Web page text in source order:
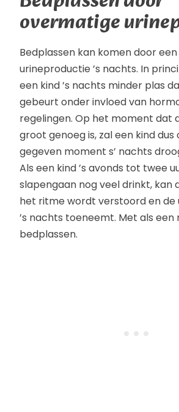
overmatige
Bedplassen kan komen door
urineproductie ’s nachts. In
een kind ’s nachts minder plas
gebeurt onder invloed van
regelingen. Op het moment dat
groot genoeg is, zal een kind dus
gegeven moment s’ nachts
Als een kind ’s avonds tot twee
slapengaan nog veel drinkt, kan
het ritme wordt verstoord en de
’s nachts toeneemt. Met als een
bedplassen.